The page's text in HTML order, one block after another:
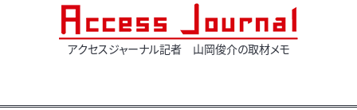
アクセスジャーナル記者 山岡俊介の取材メモ